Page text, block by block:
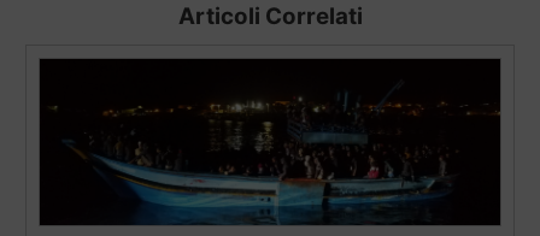
Articoli Correlati